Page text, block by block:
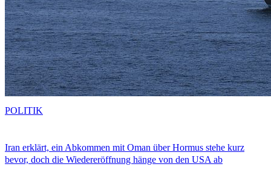
Iran erklärt, ein Abkommen mit Oman über Hormus stehe kurz
bevor, doch die Wiedereröffnung hänge von den USA ab
POLITIK